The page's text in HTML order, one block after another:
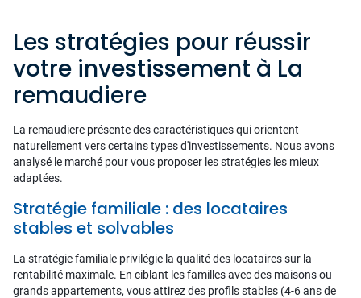
Les stratégies pour réussir
votre investissement à La
remaudiere
La remaudiere présente des caractéristiques qui orientent
naturellement vers certains types d'investissements. Nous avons
analysé le marché pour vous proposer les stratégies les mieux
adaptées.
Stratégie familiale : des locataires
stables et solvables
La stratégie familiale privilégie la qualité des locataires sur la
rentabilité maximale. En ciblant les familles avec des maisons ou
grands appartements, vous attirez des profils stables (4-6 ans de